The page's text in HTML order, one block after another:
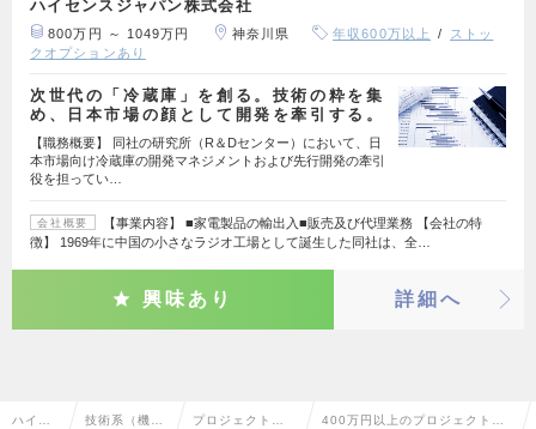
ハイセンスジャパン株式会社
800万円 ～ 1049万円 神奈川県 年収600万以上
ストッ
クオプションあり
次世代の「冷蔵庫」を創る。技術の粋を集
め、日本市場の顔として開発を牽引する。
【職務概要】 同社の研究所（R＆Dセンター）において、日
本市場向け冷蔵庫の開発マネジメントおよび先行開発の牽引
役を担ってい…
会社概要
【事業内容】 ■家電製品の輸出入■販売及び代理業務 【会社の特
徴】 1969年に中国の小さなラジオ工場として誕生した同社は、全…
興味あり 詳細へ
ハイク 技術系（機 プロジェクトマ 400万円以上のプロジェクトマ